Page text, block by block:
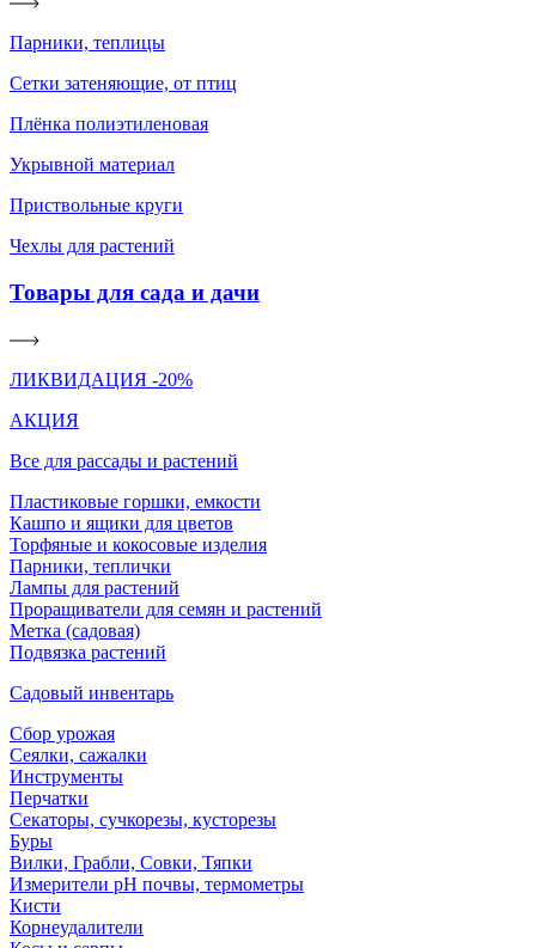
Парники, теплицы
Сетки затеняющие, от птиц
Плёнка полиэтиленовая
Укрывной материал
Приствольные круги
Чехлы для растений
Товары для сада и дачи
ЛИКВИДАЦИЯ -20%
АКЦИЯ
Все для рассады и растений
Пластиковые горшки, емкости
Кашпо и ящики для цветов
Торфяные и кокосовые изделия
Парники, теплички
Лампы для растений
Проращиватели для семян и растений
Метка (садовая)
Подвязка растений
Садовый инвентарь
Сбор урожая
Сеялки, сажалки
Инструменты
Перчатки
Секаторы, сучкорезы, кусторезы
Буры
Вилки, Грабли, Совки, Тяпки
Измерители pH почвы, термометры
Кисти
Корнеудалители